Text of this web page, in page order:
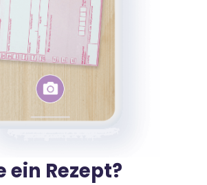
ein Rezept?